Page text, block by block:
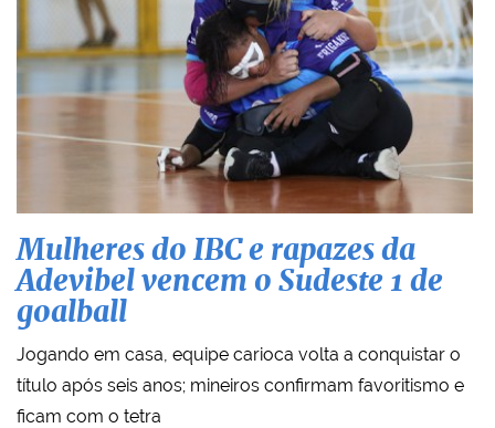
Mulheres do IBC e rapazes da
Adevibel vencem o Sudeste 1 de
goalball
Jogando em casa, equipe carioca volta a conquistar o
título após seis anos; mineiros confirmam favoritismo e
ficam com o tetra